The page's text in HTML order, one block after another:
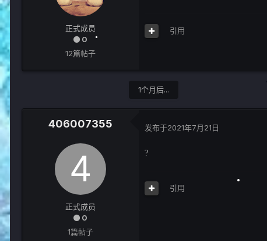
正式成员
0
12篇帖子
引用
1个月后...
406007355
正式成员
0
1篇帖子
发布于2021年7月21日
?
引用